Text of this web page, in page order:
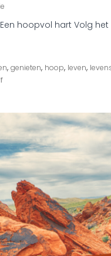
o
2
hoopvol hart Volg
, genieten, hoop, leven,